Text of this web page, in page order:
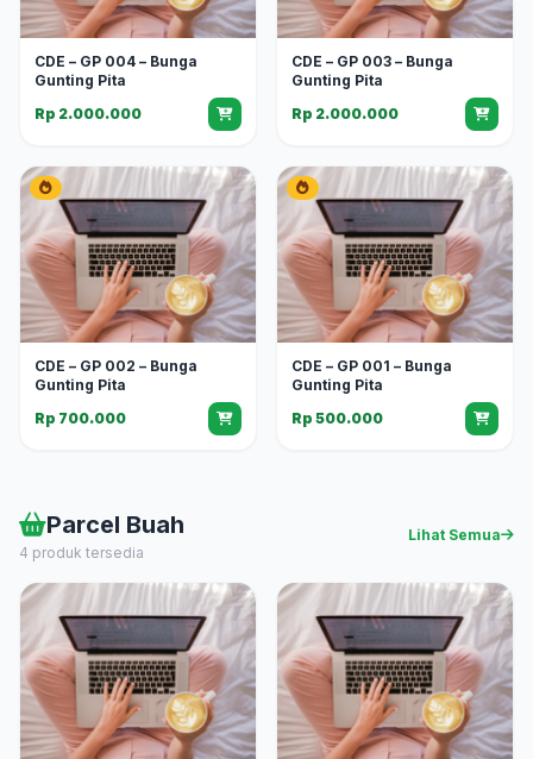
CDE – GP 004 – Bunga
Gunting Pita
Rp 2.000.000
CDE – GP 003 – Bunga
Gunting Pita
Rp 2.000.000
CDE – GP 002 – Bunga
Gunting Pita
Rp 700.000
CDE – GP 001 – Bunga
Gunting Pita
Rp 500.000
Parcel Buah
4 produk tersedia
Lihat Semua